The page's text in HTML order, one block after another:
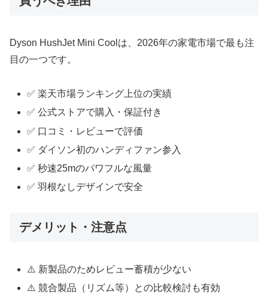
Dyson HushJet Mini Coolは、2026年の家電市場で最も注
目の一つです。
✅ 楽天市場ランキング上位の実績
✅ 公式ストアで購入・保証付き
✅ 口コミ・レビューで評価
✅ ダイソン初のハンディファン参入
✅ 秒速25mのパワフルな風量
✅ 羽根なしデザインで安全
デメリット・注意点
⚠️ 新製品のためレビュー蓄積が少ない
⚠️ 競合製品（リズム等）との比較検討も有効